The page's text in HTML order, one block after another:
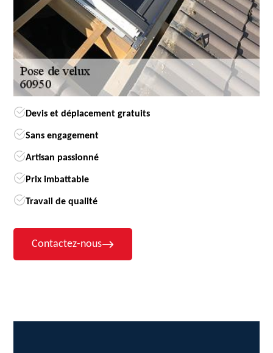
Devis et déplacement gratuits
Sans engagement
Artisan passionné
Prix imbattable
Travail de qualité
Contactez-nous